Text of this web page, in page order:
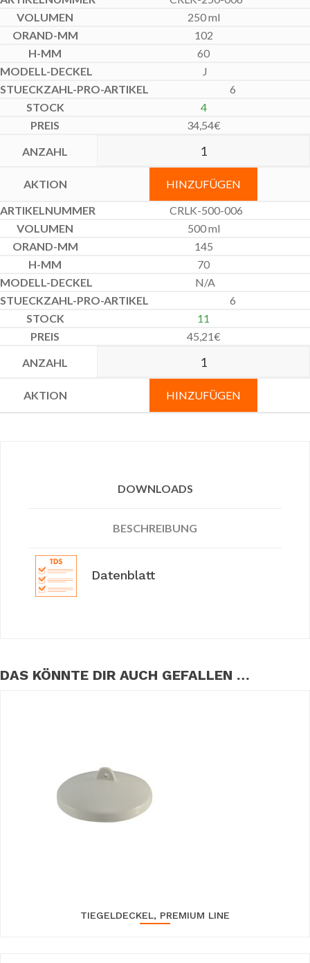
250 ml
102
60
J
6
4
34,54€
HINZUFÜGEN
CRLK-500-006
500 ml
145
70
N/A
6
11
45,21€
HINZUFÜGEN
DOWNLOADS
BESCHREIBUNG
Datenblatt
DAS KÖNNTE DIR AUCH GEFALLEN …
TIEGELDECKEL, PREMIUM LINE